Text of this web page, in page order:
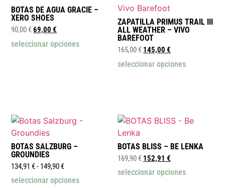
BOTAS DE AGUA GRACIE –
XERO SHOES
90,00€69,00€
seleccionar opciones
ZAPATILLA PRIMUS TRAIL III
ALL WEATHER – VIVO
BAREFOOT
165,00€ 145,00 €
seleccionar opciones
BOTAS SALZBURG –
GROUNDIES
134,91€- 149,90€
seleccionar opciones
BOTAS BLISS – BE LENKA
169,90€ 152,91 €
seleccionar opciones